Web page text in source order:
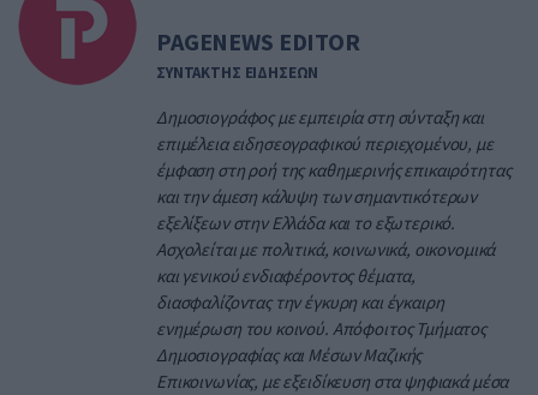
PAGENEWS EDITOR
ΣΥΝΤΑΚΤΗΣ ΕΙΔΗΣΕΩΝ
Δημοσιογράφος με εμπειρία στη σύνταξη και
επιμέλεια ειδησεογραφικού περιεχομένου, με
έμφαση στη ροή της καθημερινής επικαιρότητας
και την άμεση κάλυψη των σημαντικότερων
εξελίξεων στην Ελλάδα και το εξωτερικό.
Ασχολείται με πολιτικά, κοινωνικά, οικονομικά
και γενικού ενδιαφέροντος θέματα,
διασφαλίζοντας την έγκυρη και έγκαιρη
ενημέρωση του κοινού. Απόφοιτος Τμήματος
Δημοσιογραφίας και Μέσων Μαζικής
Επικοινωνίας, με εξειδίκευση στα ψηφιακά μέσα